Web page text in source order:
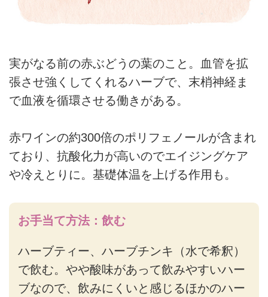
実がなる前の赤ぶどうの葉のこと。血管を拡
張させ強くしてくれるハーブで、末梢神経ま
で血液を循環させる働きがある。
赤ワインの約300倍のポリフェノールが含まれ
ており、抗酸化力が高いのでエイジングケア
や冷えとりに。基礎体温を上げる作用も。
お手当て方法：飲む
ハーブティー、ハーブチンキ（水で希釈）
で飲む。やや酸味があって飲みやすいハー
ブなので、飲みにくいと感じるほかのハー